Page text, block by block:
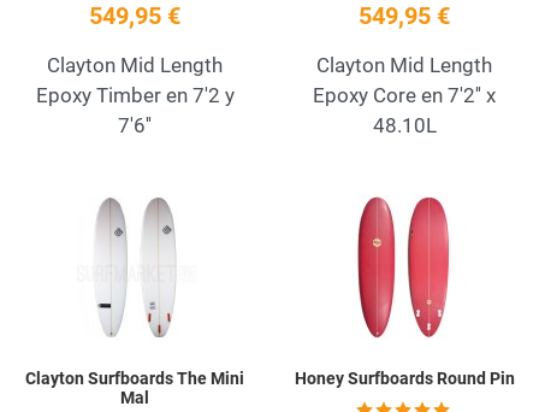
549,95 €
Clayton Mid Length
Epoxy Timber en 7'2 y
7'6''
549,95 €
Clayton Mid Length
Epoxy Core en 7'2'' x
48.10L
Add to Wishlist
Clayton Surfboards The Mini
Mal
Honey Surfboards Round Pin